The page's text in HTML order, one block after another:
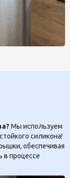
Мы используем
силикона!
обеспечивая
в процессе